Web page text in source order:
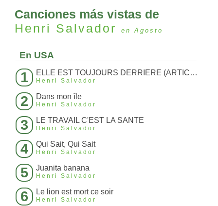
Canciones más vistas de
Henri Salvador
en Agosto
En USA
1 ELLE EST TOUJOURS DERRIERE (ARTICLE 214)
Henri Salvador
2 Dans mon île
Henri Salvador
3 LE TRAVAIL C'EST LA SANTE
Henri Salvador
4 Qui Sait, Qui Sait
Henri Salvador
5 Juanita banana
Henri Salvador
6 Le lion est mort ce soir
Henri Salvador